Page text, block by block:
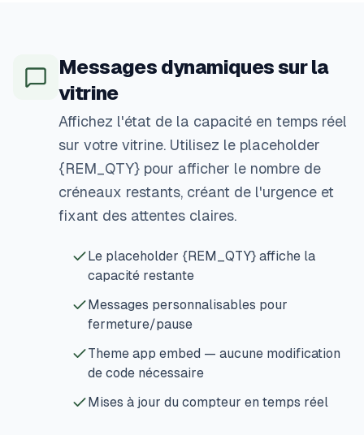
Messages dynamiques sur la
vitrine
Affichez l'état de la capacité en temps réel
sur votre vitrine. Utilisez le placeholder
{REM_QTY} pour afficher le nombre de
créneaux restants, créant de l'urgence et
fixant des attentes claires.
Le placeholder {REM_QTY} affiche la
capacité restante
Messages personnalisables pour
fermeture/pause
Theme app embed — aucune modification
de code nécessaire
Mises à jour du compteur en temps réel